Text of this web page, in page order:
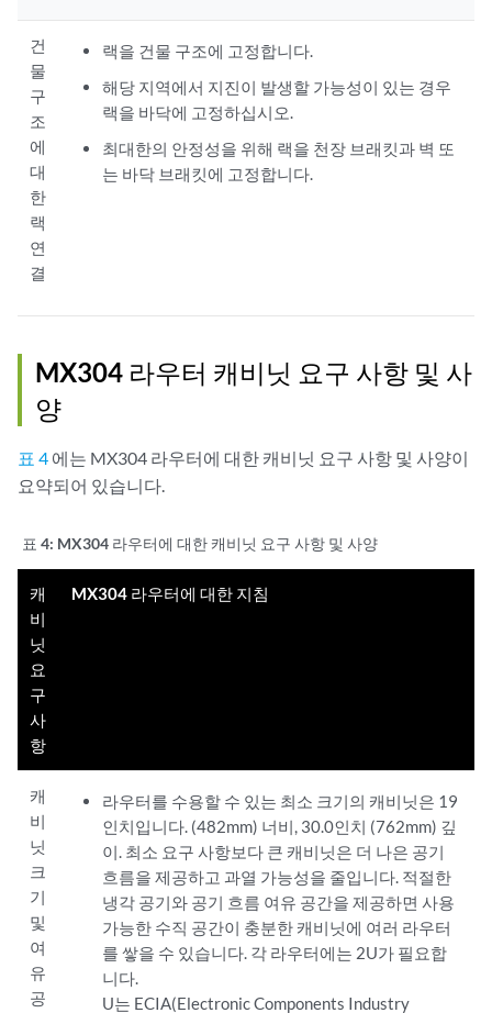
건
물
구
조
에
대
한
랙
연
결
랙을 건물 구조에 고정합니다.
해당 지역에서 지진이 발생할 가능성이 있는 경우
랙을 바닥에 고정하십시오.
최대한의 안정성을 위해 랙을 천장 브래킷과 벽 또
는 바닥 브래킷에 고정합니다.
MX304 라우터 캐비닛 요구 사항 및 사
양
표 4 에는 MX304 라우터에 대한 캐비닛 요구 사항 및 사양이
요약되어 있습니다.
표 4: MX304 라우터에 대한 캐비닛 요구 사항 및 사양
캐
비
닛
요
구
사
항
MX304 라우터에 대한 지침
캐
비
닛
크
기
및
여
유
공
라우터를 수용할 수 있는 최소 크기의 캐비닛은 19
인치입니다. (482mm) 너비, 30.0인치 (762mm) 깊
이. 최소 요구 사항보다 큰 캐비닛은 더 나은 공기
흐름을 제공하고 과열 가능성을 줄입니다. 적절한
냉각 공기와 공기 흐름 여유 공간을 제공하면 사용
가능한 수직 공간이 충분한 캐비닛에 여러 라우터
를 쌓을 수 있습니다. 각 라우터에는 2U가 필요합
니다.
U는 ECIA(Electronic Components Industry